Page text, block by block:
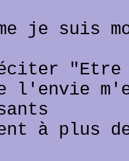
je suis
l'envie
à plus